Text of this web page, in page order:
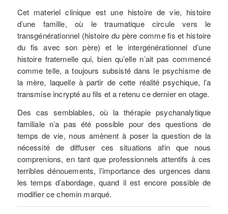
Cet materiel clinique est une histoire de vie, histoire
d’une famille, où le traumatique circule vers le
transgénérationnel (histoire du père comme fis et histoire
du fis avec son père) et le intergénérationnel d’une
histoire fraternelle qui, bien qu’elle n’ait pas commencé
comme telle, a toujours subsisté dans le psychisme de
la mère, laquelle à partir de cette réalité psychique, l’a
transmise incrypté au fils et a retenu ce dernier en otage.
Des cas semblables, où la thérapie psychanalytique
familiale n’a pas été possible pour des questions de
temps de vie, nous amènent à poser la question de la
nécessité de diffuser ces situations afin que nous
comprenions, en tant que professionnels attentifs à ces
terribles dénouements, l’importance des urgences dans
les temps d’abordage, quand il est encore possible de
modifier ce chemin marqué.